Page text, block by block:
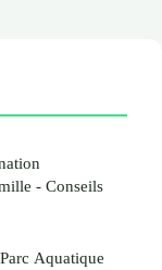
- Conseils
Aquatique